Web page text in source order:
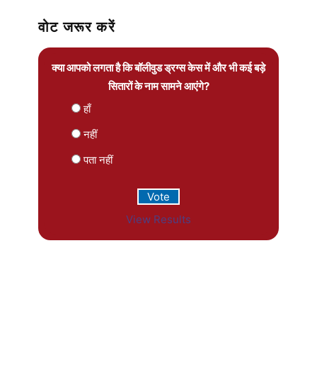
वोट जरूर करें
क्या आपको लगता है कि बॉलीवुड ड्रग्स केस में और भी कई बड़े
सितारों के नाम सामने आएंगे?
हाँ
नहीं
पता नहीं
View Results